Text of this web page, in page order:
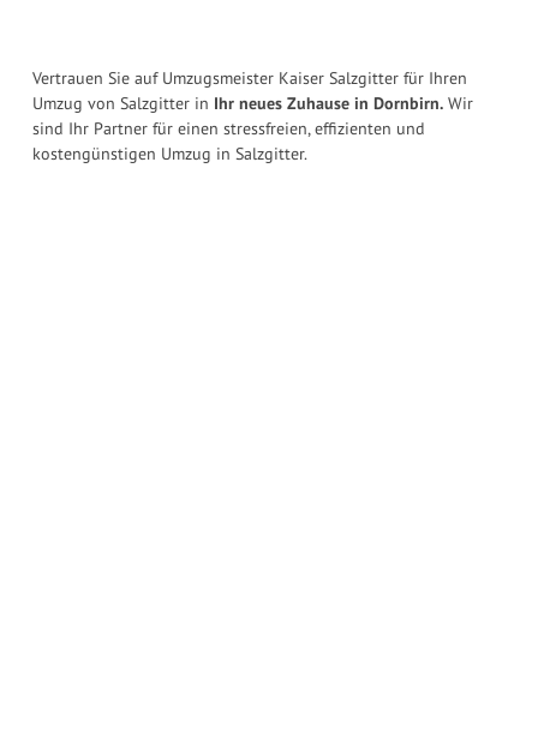
Vertrauen Sie auf Umzugsmeister Kaiser Salzgitter für Ihren
Umzug von Salzgitter in Ihr neues Zuhause in Dornbirn. Wir
sind Ihr Partner für einen stressfreien, effizienten und
kostengünstigen Umzug in Salzgitter.